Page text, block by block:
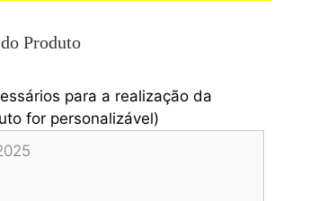
Produto
para a realização da
for personalizável)